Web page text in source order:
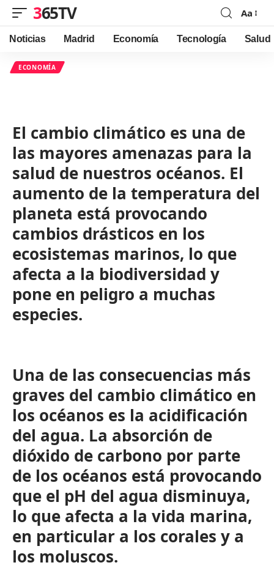
365TV
Font
Resizer
Aa
Noticias Madrid Economía Tecnología Salud
ECONOMÍA
El cambio climático es una de
las mayores amenazas para la
salud de nuestros océanos. El
aumento de la temperatura del
planeta está provocando
cambios drásticos en los
ecosistemas marinos, lo que
afecta a la biodiversidad y
pone en peligro a muchas
especies.
Una de las consecuencias más
graves del cambio climático en
los océanos es la acidificación
del agua. La absorción de
dióxido de carbono por parte
de los océanos está provocando
que el pH del agua disminuya,
lo que afecta a la vida marina,
en particular a los corales y a
los moluscos.